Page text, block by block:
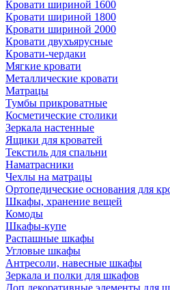
Кровати шириной 1600
Кровати шириной 1800
Кровати шириной 2000
Кровати двухъярусные
Кровати-чердаки
Мягкие кровати
Металлические кровати
Матрацы
Тумбы прикроватные
Косметические столики
Зеркала настенные
Ящики для кроватей
Текстиль для спальни
Наматрасники
Чехлы на матрацы
Ортопедические основания для
Шкафы, хранение вещей
Комоды
Шкафы-купе
Распашные шкафы
Угловые шкафы
Антресоли, навесные шкафы
Зеркала и полки для шкафов
Доп.декоративные элементы для